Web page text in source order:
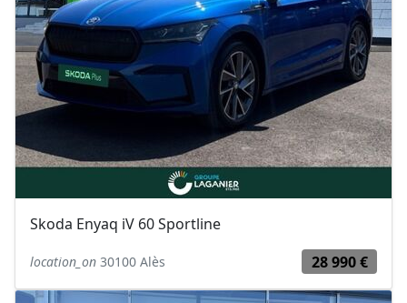
Skoda Enyaq iV 60 Sportline
location_on 30100 Alès 28 990 €